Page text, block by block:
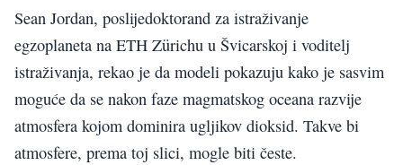
Sean Jordan, poslijedoktorand za istraživanje
egzoplaneta na ETH Zürichu u Švicarskoj i voditelj
istraživanja, rekao je da modeli pokazuju kako je sasvim
moguće da se nakon faze magmatskog oceana razvije
atmosfera kojom dominira ugljikov dioksid. Takve bi
atmosfere, prema toj slici, mogle biti česte.